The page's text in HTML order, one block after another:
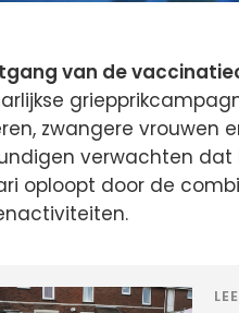
van de
zwangere vrouwen
verwachten
oploopt door de